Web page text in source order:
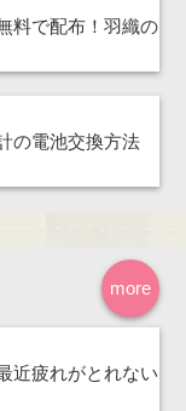
料で配布！羽織の
の電池交換方法
more
近疲れがとれない